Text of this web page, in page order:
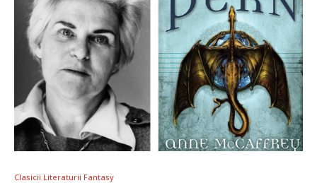
Clasicii Literaturii Fantasy